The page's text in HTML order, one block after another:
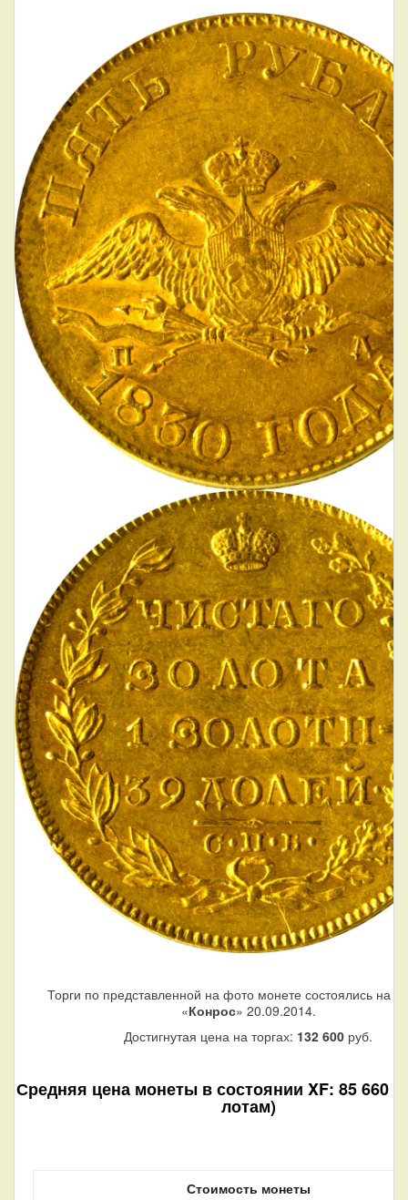
Торги по представленной на фото монете состоялись на
«Конрос» 20.09.2014.
Достигнутая цена на торгах: 132 600 руб.
Средняя цена монеты в состоянии XF: 85 660
лотам)
Стоимость монеты